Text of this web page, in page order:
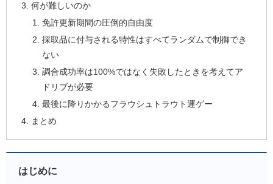
何が難しいのか
免許更新期間の圧倒的自由度
採取品に付与される特性はすべてランダムで制御でき
ない
調合成功率は100%ではなく失敗したときを考えてア
ドリブが必要
最後に降りかかるフラウシュトラウト運ゲー
まとめ
はじめに